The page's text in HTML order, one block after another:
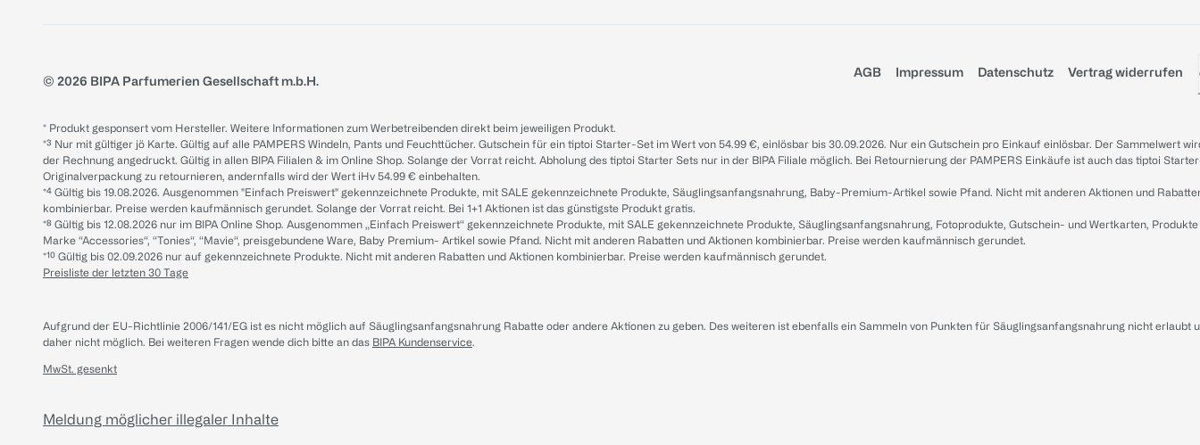
© 2026 BIPA Parfumerien Gesellschaft m.b.H.
AGB Impressum Datenschutz Vertrag widerrufen
* Produkt gesponsert vom Hersteller. Weitere Informationen zum Werbetreibenden direkt beim jeweiligen Produkt.
*³ Nur mit gültiger jö Karte. Gültig auf alle PAMPERS Windeln, Pants und Feuchttücher. Gutschein für ein tiptoi Starter-Set im Wert von 54.99 €, einlösbar bis 30.09.2026. Nur ein Gutschein pro Einkauf einlösbar. Der Sammelwert
der Rechnung angedruckt. Gültig in allen BIPA Filialen & im Online Shop. Solange der Vorrat reicht. Abholung des tiptoi Starter Sets nur in der BIPA Filiale möglich. Bei Retournierung der PAMPERS Einkäufe ist auch das tiptoi
Originalverpackung zu retournieren, andernfalls wird der Wert iHv 54.99 € einbehalten.
*⁴ Gültig bis 19.08.2026. Ausgenommen "Einfach Preiswert" gekennzeichnete Produkte, mit SALE gekennzeichnete Produkte, Säuglingsanfangsnahrung, Baby-Premium-Artikel sowie Pfand. Nicht mit anderen Aktionen und
kombinierbar. Preise werden kaufmännisch gerundet. Solange der Vorrat reicht. Bei 1+1 Aktionen ist das günstigste Produkt gratis.
*⁸ Gültig bis 12.08.2026 nur im BIPA Online Shop. Ausgenommen „Einfach Preiswert“ gekennzeichnete Produkte, mit SALE gekennzeichnete Produkte, Säuglingsanfangsnahrung, Fotoprodukte, Gutschein- und Wertkarten,
Marke “Accessories“, “Tonies“, “Mavie“, preisgebundene Ware, Baby Premium- Artikel sowie Pfand. Nicht mit anderen Rabatten und Aktionen kombinierbar. Preise werden kaufmännisch gerundet.
*¹⁰ Gültig bis 02.09.2026 nur auf gekennzeichnete Produkte. Nicht mit anderen Rabatten und Aktionen kombinierbar. Preise werden kaufmännisch gerundet.
Preisliste der letzten 30 Tage
Aufgrund der EU-Richtlinie 2006/141/EG ist es nicht möglich auf Säuglingsanfangsnahrung Rabatte oder andere Aktionen zu geben. Des weiteren ist ebenfalls ein Sammeln von Punkten für Säuglingsanfangsnahrung nicht erlaubt
daher nicht möglich. Bei weiteren Fragen wende dich bitte an das BIPA Kundenservice.
MwSt. gesenkt
Meldung möglicher illegaler Inhalte